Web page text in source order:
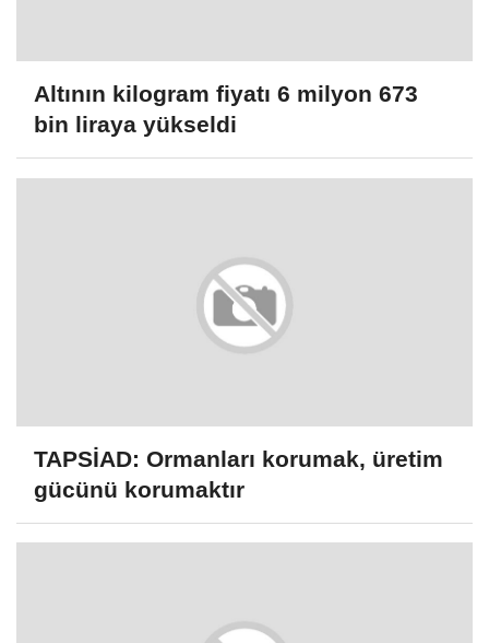
Altının kilogram fiyatı 6 milyon 673
bin liraya yükseldi
TAPSİAD: Ormanları korumak, üretim
gücünü korumaktır